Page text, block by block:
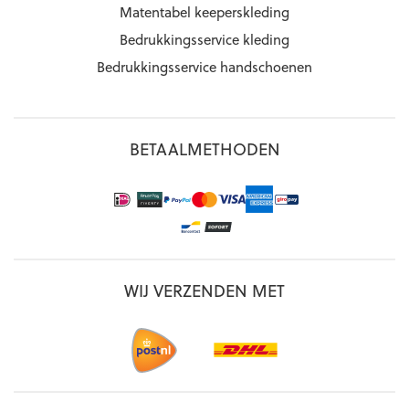
Matentabel keeperskleding
Bedrukkingsservice kleding
Bedrukkingsservice handschoenen
BETAALMETHODEN
WIJ VERZENDEN MET